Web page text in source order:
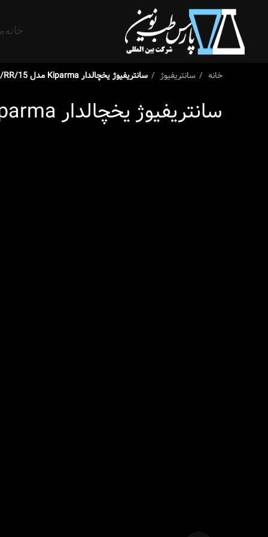
خانه
خانه سانتریفیوژ سانتریفیوژ یخچالدار Kiparma مدل KHC/RR/15
سانتریفیوژ یخچالدار Kiparma مدل KHC/RR/15